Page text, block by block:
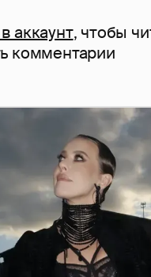
аккаунт, чтобы
комментарии